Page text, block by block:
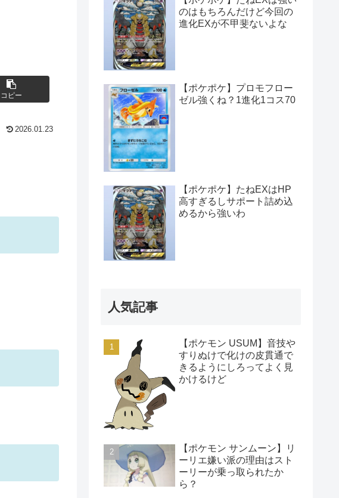
コピー
2026.01.23
のはもちろんだけど今回の
進化EXが不甲斐ないよな
【ポケポケ】プロモフロー
ゼル強くね？1進化1コス70
【ポケポケ】たねEXはHP
高すぎるしサポート詰め込
めるから強いわ
人気記事
【ポケモン USUM】音技や
すりぬけで化けの皮貫通で
きるようにしろってよく見
かけるけど
【ポケモン サンムーン】リ
ーリエ嫌い派の理由はスト
ーリーが乗っ取られたか
ら？